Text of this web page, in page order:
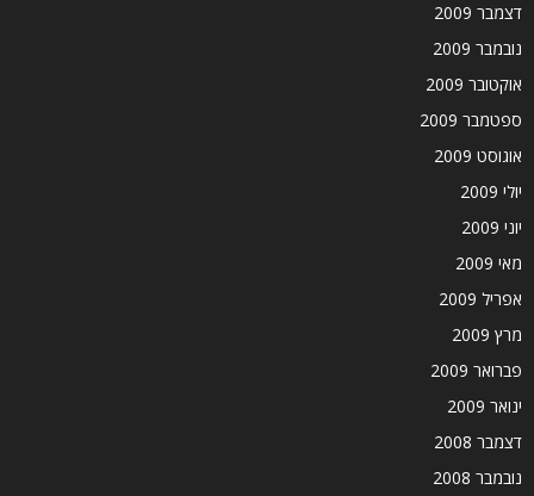
דצמבר 2009
נובמבר 2009
אוקטובר 2009
ספטמבר 2009
אוגוסט 2009
יולי 2009
יוני 2009
מאי 2009
אפריל 2009
מרץ 2009
פברואר 2009
ינואר 2009
דצמבר 2008
נובמבר 2008